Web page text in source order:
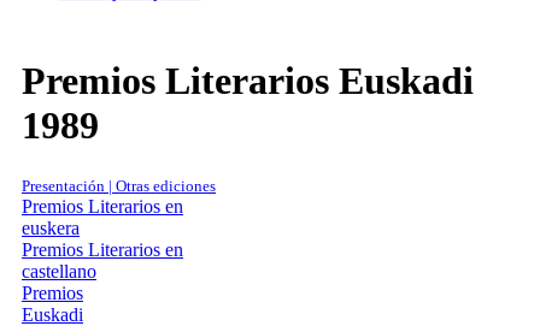
Premios Literarios Euskadi
1989
Presentación | Otras ediciones
Premios Literarios en
euskera
Premios Literarios en
castellano
Premios
Euskadi